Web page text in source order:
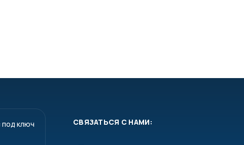
выход» всегда относится к входу в фильтр и выходу
ключ
СВЯЗАТЬСЯ С НАМИ: